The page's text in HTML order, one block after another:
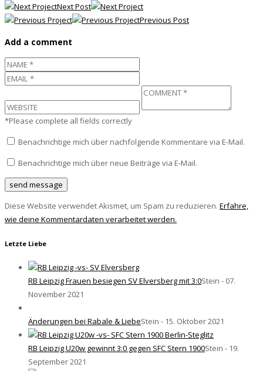
Next Post
Previous Post
Add a comment
*Please complete all fields correctly
Benachrichtige mich über nachfolgende Kommentare via E-Mail.
Benachrichtige mich über neue Beiträge via E-Mail.
Diese Website verwendet Akismet, um Spam zu reduzieren. Erfahre,
wie deine Kommentardaten verarbeitet werden.
Letzte Liebe
RB Leipzig Frauen besiegen SV Elversberg mit 3:0Stein - 07.
November 2021
Änderungen bei Rabale & LiebeStein - 15. Oktober 2021
RB Leipzig U20w gewinnt 3:0 gegen SFC Stern 1900Stein - 19.
September 2021